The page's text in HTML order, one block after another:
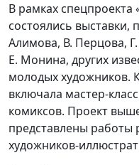
В рамках спецпроекта
состоялись выставки,
Алимова, В. Перцова,
Е. Монина, других
молодых художников.
включала мастер-
комиксов. Проект
представлены работы
художников-